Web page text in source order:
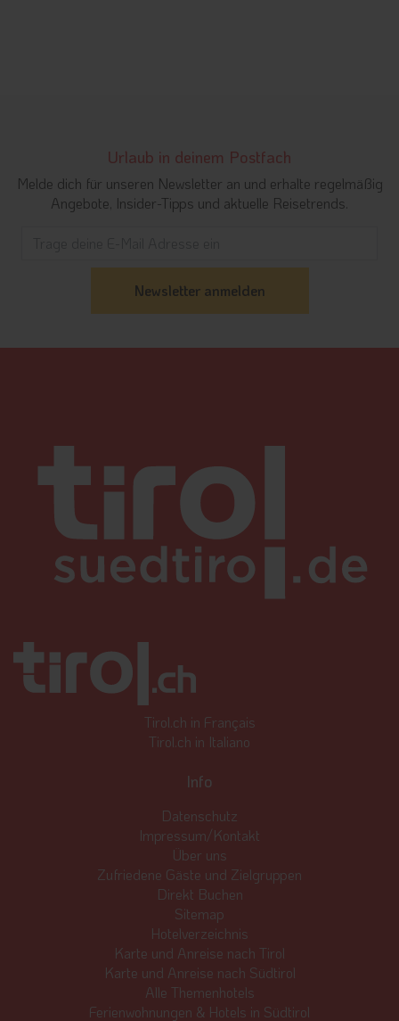
Urlaub in deinem Postfach
Melde dich für unseren Newsletter an und erhalte regelmäßig
Angebote, Insider-Tipps und aktuelle Reisetrends.
Tirol.ch in Français
Tirol.ch in Italiano
Info
Datenschutz
Impressum/Kontakt
Über uns
Zufriedene Gäste und Zielgruppen
Direkt Buchen
Sitemap
Hotelverzeichnis
Karte und Anreise nach Tirol
Karte und Anreise nach Südtirol
Alle Themenhotels
Ferienwohnungen & Hotels in Südtirol